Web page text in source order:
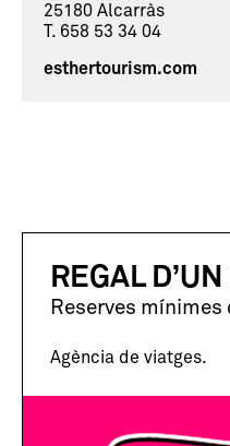
25180 Alcarràs
T. 658 53 34 04
esthertourism.com
REGAL
Reserves mínimes
Agència de viatges.